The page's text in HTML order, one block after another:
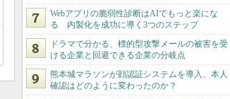
Webアプリの脆弱性診断はAIでもっと楽にな
る 内製化を成功に導く3つのステップ
ドラマで分かる、標的型攻撃メールの被害を受
ける企業と回避できる企業の分岐点
熊本城マラソンが顔認証システムを導入、本人
確認はどのように変わったのか？